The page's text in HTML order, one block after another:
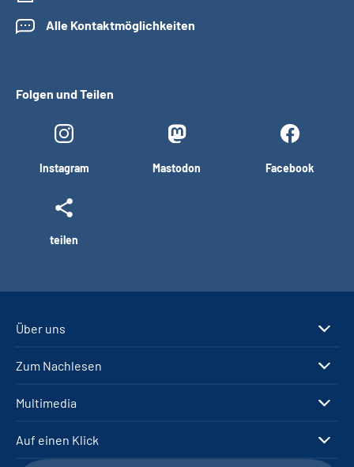
Alle Kontaktmöglichkeiten
Folgen und Teilen
Instagram Mastodon Facebook
teilen
Über uns
Zum Nachlesen
Multimedia
Auf einen Klick